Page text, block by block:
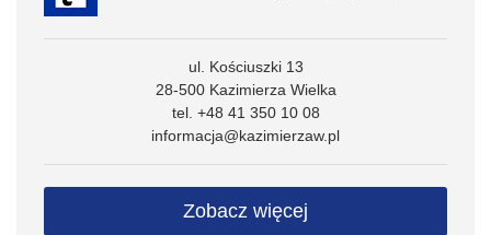
ul. Kościuszki 13
28-500 Kazimierza Wielka
tel. +48 41 350 10 08
informacja@kazimierzaw.pl
Zobacz więcej